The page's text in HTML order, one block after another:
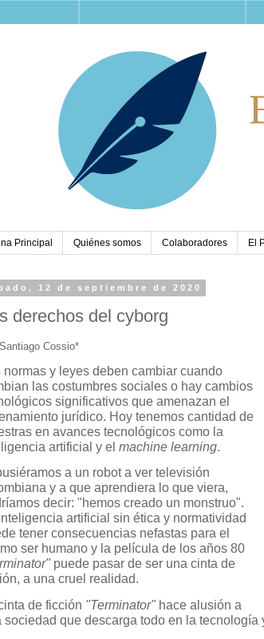
Principal Quiénes somos Colaboradores El
12 de septiembre de 2020
derechos del cyborg
Cossio*
normas y leyes deben cambiar cuando
las costumbres sociales o hay cambios
significativos que amenazan el
jurídico. Hoy tenemos cantidad de
en avances tecnológicos como la
artificial y el machine learning.
a un robot a ver televisión
y a que aprendiera lo que viera,
decir: "hemos creado un monstruo".
artificial sin ética y normatividad
tener consecuencias nefastas para el
ser humano y la película de los años 80
puede pasar de ser una cinta de
a una cruel realidad.
de ficción "Terminator" hace alusión a
sociedad que descarga todo en la tecnología